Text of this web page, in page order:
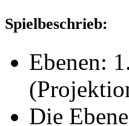
Spielbeschrieb:
Ebenen:
Die